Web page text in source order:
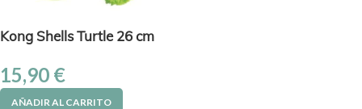
Kong Shells Turtle 26 cm
15,90 €
AÑADIR AL CARRITO